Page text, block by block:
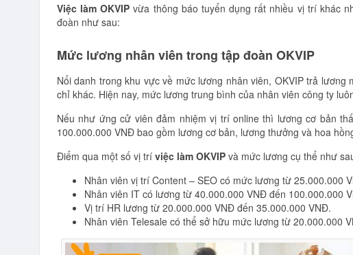
Việc làm OKVIP vừa thông báo tuyển dụng rất nhiều vị trí khác
đoàn như sau:
Mức lương nhân viên trong tập đoàn OKVIP
Nổi danh trong khu vực về mức lương nhân viên, OKVIP trả
chỉ khác. Hiện nay, mức lương trung bình của nhân viên công ty
Nếu như ứng cử viên đảm nhiệm vị trí online thì lương cơ bản
100.000.000 VNĐ bao gồm lương cơ bản, lương thưởng và hoa
Điểm qua một số vị trí việc làm OKVIP và mức lương cụ thể như
Nhân viên vị trí Content – SEO có mức lương từ 25.000.000
Nhân viên IT có lương từ 40.000.000 VNĐ đến 100.000.000
Vị trí HR lương từ 20.000.000 VNĐ đến 35.000.000 VNĐ.
Nhân viên Telesale có thể sở hữu mức lương từ 20.000.000